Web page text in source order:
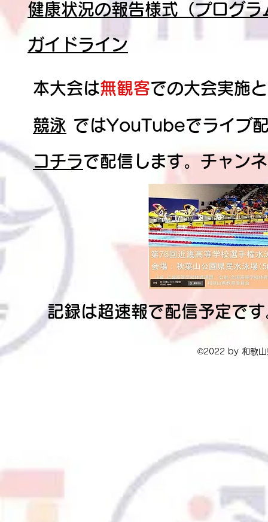
健康状況の報告様式（プログ
ガイドライン
本大会は無観客での大会実施
競泳 ではYouTubeでライブ
コチラで配信します。チャン
記録は超速報で配信予定で
©2022 by 和歌山